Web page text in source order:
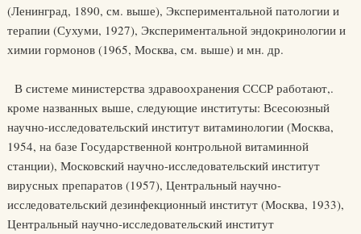
(Ленинград, 1890, см. выше), Экспериментальной патологии и
терапии (Сухуми, 1927), Экспериментальной эндокринологии и
химии гормонов (1965, Москва, см. выше) и мн. др.
В системе министерства здравоохранения СССР работают,.
кроме названных выше, следующие институты: Всесоюзный
научно-исследовательский институт витаминологии (Москва,
1954, на базе Государственной контрольной витаминной
станции), Московский научно-исследовательский институт
вирусных препаратов (1957), Центральный научно-
исследовательский дезинфекционный институт (Москва, 1933),
Центральный научно-исследовательский институт